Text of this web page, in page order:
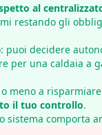
al
restando gli
puoi decidere
per una caldaia a
meno a
il tuo controllo.
sistema comporta